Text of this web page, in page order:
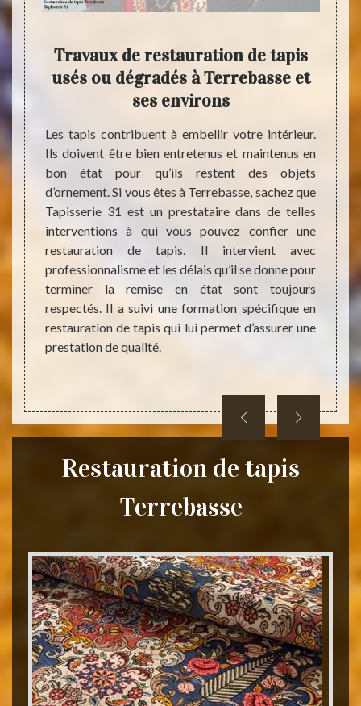
état.
être
êtes
la
31.
qui
Travaux de restauration de tapis
usés ou dégradés à Terrebasse et
ses environs
Les tapis contribuent à embellir votre intérieur.
Ils doivent être bien entretenus et maintenus en
bon état pour qu’ils restent des objets
d’ornement. Si vous êtes à Terrebasse, sachez que
Tapisserie 31 est un prestataire dans de telles
interventions à qui vous pouvez confier une
restauration de tapis. Il intervient avec
professionnalisme et les délais qu’il se donne pour
terminer la remise en état sont toujours
respectés. Il a suivi une formation spécifique en
restauration de tapis qui lui permet d’assurer une
prestation de qualité.
est
des
son
très
Restauration de tapis
Terrebasse